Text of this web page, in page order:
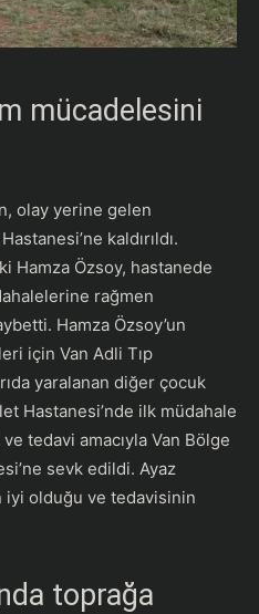
mücadelesini
olay yerine gelen
kaldırıldı.
Hamza Özsoy, hastanede
rağmen
Hamza Özsoy’un
için Van Adli Tıp
yaralanan diğer çocuk
Hastanesi’nde ilk müdahale
tedavi amacıyla Van Bölge
sevk edildi. Ayaz
iyi olduğu ve tedavisinin
toprağa